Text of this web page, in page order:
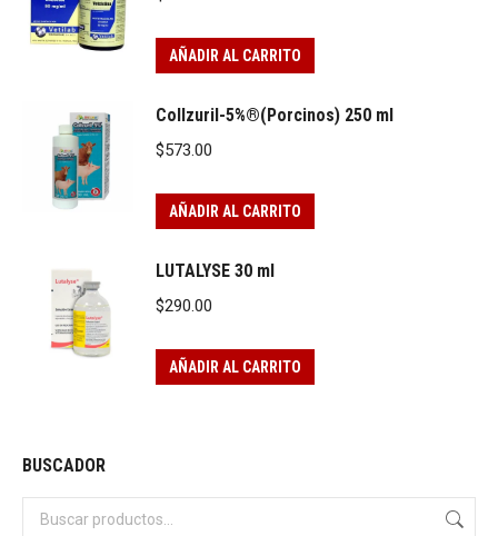
AÑADIR AL CARRITO
Collzuril-5%®(Porcinos) 250 ml
$573.00
AÑADIR AL CARRITO
LUTALYSE 30 ml
$290.00
AÑADIR AL CARRITO
BUSCADOR